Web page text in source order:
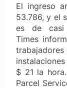
El ingreso
53.786, y el
es de
Times
trabajadores
$ 21 la
Parcel